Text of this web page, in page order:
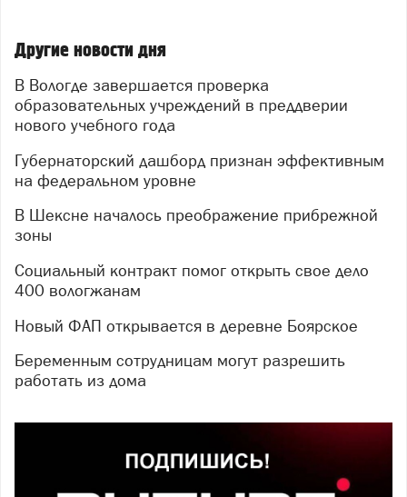
Другие новости дня
В Вологде завершается проверка
образовательных учреждений в преддверии
нового учебного года
Губернаторский дашборд признан эффективным
на федеральном уровне
В Шексне началось преображение прибрежной
зоны
Социальный контракт помог открыть свое дело
400 вологжанам
Новый ФАП открывается в деревне Боярское
Беременным сотрудницам могут разрешить
работать из дома